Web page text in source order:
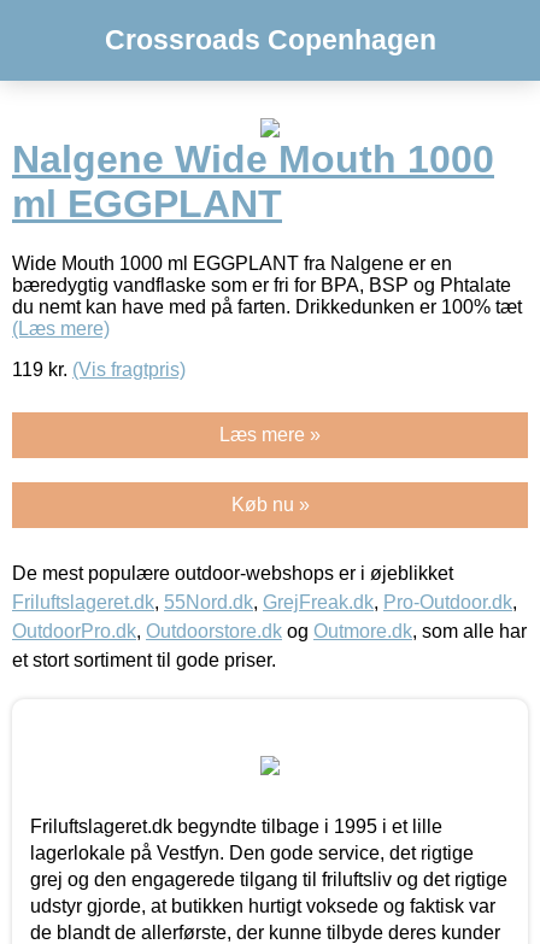
Crossroads Copenhagen
Nalgene Wide Mouth 1000
ml EGGPLANT
Wide Mouth 1000 ml EGGPLANT fra Nalgene er en
bæredygtig vandflaske som er fri for BPA, BSP og Phtalate
du nemt kan have med på farten. Drikkedunken er 100% tæt
(Læs mere)
119 kr. (Vis fragtpris)
Læs mere »
Køb nu »
De mest populære outdoor-webshops er i øjeblikket
Friluftslageret.dk, 55Nord.dk, GrejFreak.dk, Pro-Outdoor.dk,
OutdoorPro.dk, Outdoorstore.dk og Outmore.dk, som alle har
et stort sortiment til gode priser.
Friluftslageret.dk begyndte tilbage i 1995 i et lille
lagerlokale på Vestfyn. Den gode service, det rigtige
grej og den engagerede tilgang til friluftsliv og det rigtige
udstyr gjorde, at butikken hurtigt voksede og faktisk var
de blandt de allerførste, der kunne tilbyde deres kunder